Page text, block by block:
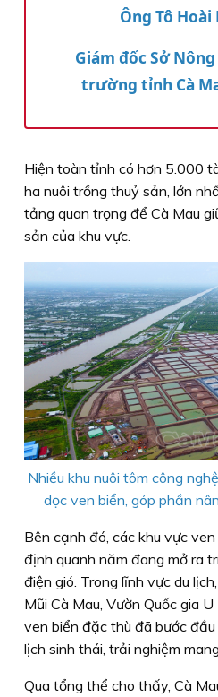
Ông Tô
Giám đốc Sở
trường tỉnh Cà
Hiện toàn tỉnh có hơn 5.000
ha nuôi trồng thuỷ sản, lớn
tảng quan trọng để Cà Mau
sản của khu vực.
Nhiều khu nuôi tôm công
dọc ven biển, góp phần
Bên cạnh đó, các khu vực
định quanh năm đang mở ra
điện gió. Trong lĩnh vực du
Mũi Cà Mau, Vườn Quốc gia
ven biển đặc thù đã bước
lịch sinh thái, trải nghiệm
Qua tổng thể cho thấy, Cà